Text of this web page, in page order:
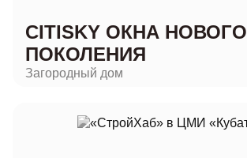
CITISKY ОКНА НОВОГО
ПОКОЛЕНИЯ
Загородный дом